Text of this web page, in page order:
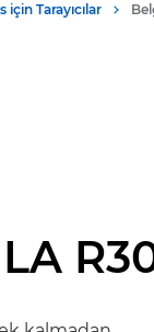
için Tarayıcılar